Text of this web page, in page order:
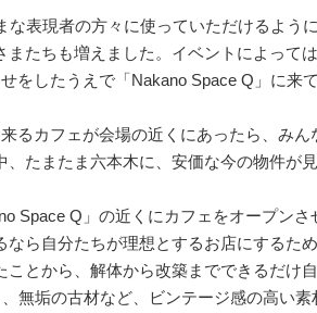
表現者の方々に使っていただけるよう
たちも増えました。イベントによって
をしたうえで「Nakano Space Q」に来
るカフェが会場の近くにあったら、みん
たまたま六本木に、安価な今の物件が
Space Q」の近くにカフェをオープンさ
ら自分たちが理想とするお店にするた
とから、解体から改築までできるだけ
無垢の古材など、ビンテージ感の高い素